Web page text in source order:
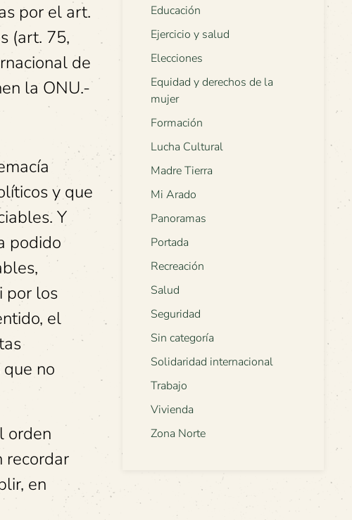
por el art.
(art. 75,
de
la ONU.-
y que
Y
podido
por los
el
no
orden
recordar
en
Educación
Ejercicio y salud
Elecciones
Equidad y derechos de la
mujer
Formación
Lucha Cultural
Madre Tierra
Mi Arado
Panoramas
Portada
Recreación
Salud
Seguridad
Sin categoría
Solidaridad internacional
Trabajo
Vivienda
Zona Norte